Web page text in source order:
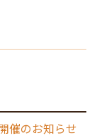
催のお知らせ